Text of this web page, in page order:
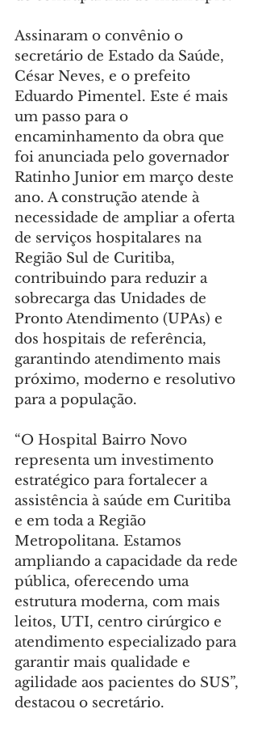
Assinaram o convênio o
secretário de Estado da Saúde,
César Neves, e o prefeito
Eduardo Pimentel. Este é mais
um passo para o
encaminhamento da obra que
foi anunciada pelo governador
Ratinho Junior em março deste
ano. A construção atende à
necessidade de ampliar a oferta
de serviços hospitalares na
Região Sul de Curitiba,
contribuindo para reduzir a
sobrecarga das Unidades de
Pronto Atendimento (UPAs) e
dos hospitais de referência,
garantindo atendimento mais
próximo, moderno e resolutivo
para a população.
“O Hospital Bairro Novo
representa um investimento
estratégico para fortalecer a
assistência à saúde em Curitiba
e em toda a Região
Metropolitana. Estamos
ampliando a capacidade da rede
pública, oferecendo uma
estrutura moderna, com mais
leitos, UTI, centro cirúrgico e
atendimento especializado para
garantir mais qualidade e
agilidade aos pacientes do SUS”,
destacou o secretário.